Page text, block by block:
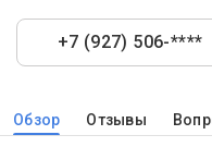
+7 (927) 506-****
Обзор Отзывы